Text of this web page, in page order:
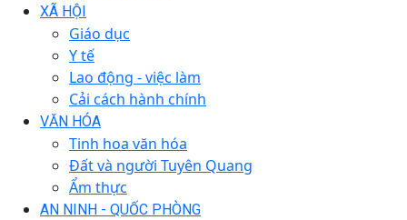
XÃ HỘI
Giáo dục
Y tế
Lao động - việc làm
Cải cách hành chính
VĂN HÓA
Tinh hoa văn hóa
Đất và người Tuyên Quang
Ẩm thực
AN NINH - QUỐC PHÒNG